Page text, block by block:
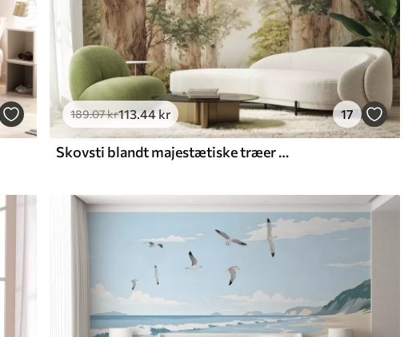
189.07kr113.44kr 17
Skovsti blandt majestætiske træer i akvarelstil